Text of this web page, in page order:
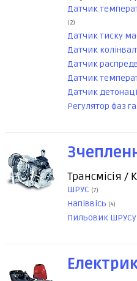
Датчик
(2)
Датчик тиску
Датчик
Датчик
Датчик
Датчик
Регулятор фаз
Трансмісія /
ШРУС (7)
Напіввісь (4)
Пильовик ШРУСу